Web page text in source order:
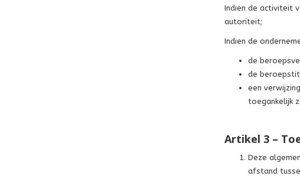
Indien de activiteit
autoriteit;
Indien de
de
de
een
toegankelijk
Artikel 3 –
Deze
afstand